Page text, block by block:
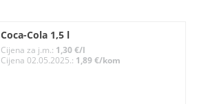
Coca-Cola 1,5 l
Cijena za j.m.: 1,30 €/l
Cijena 02.05.2025.: 1,89 €/kom